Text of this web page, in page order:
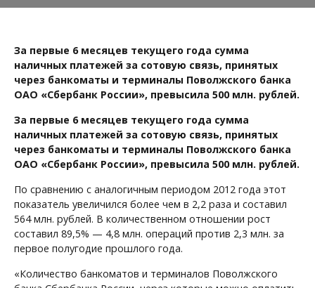
За первые 6 месяцев текущего года сумма
наличных платежей за сотовую связь, принятых
через банкоматы и терминалы Поволжского банка
ОАО «Сбербанк России», превысила 500 млн. рублей.
За первые 6 месяцев текущего года сумма
наличных платежей за сотовую связь, принятых
через банкоматы и терминалы Поволжского банка
ОАО «Сбербанк России», превысила 500 млн. рублей.
По сравнению с аналогичным периодом 2012 года этот
показатель увеличился более чем в 2,2 раза и составил
564 млн. рублей. В количественном отношении рост
составил 89,5% — 4,8 млн. операций против 2,3 млн. за
первое полугодие прошлого года.
«Количество банкоматов и терминалов Поволжского